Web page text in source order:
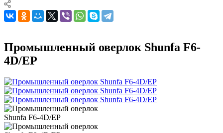
Промышленный оверлок Shunfa F6-
4D/EP